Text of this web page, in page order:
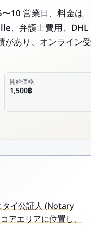
10 営業日、料金は
、弁護士費用、DHL
があり、オンライン受
開始価格
1,500฿
イ公証人 (Notary
アエリアに位置し、